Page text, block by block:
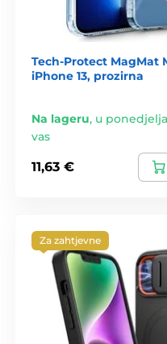
Tech-Protect MagMat
iPhone 13, prozirna
Na lageru, u
vas
11,63 €
Za zahtjevne